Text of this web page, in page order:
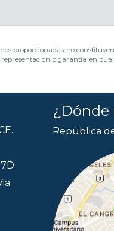
proporcionadas no
o garantía en
¿Dónde
República